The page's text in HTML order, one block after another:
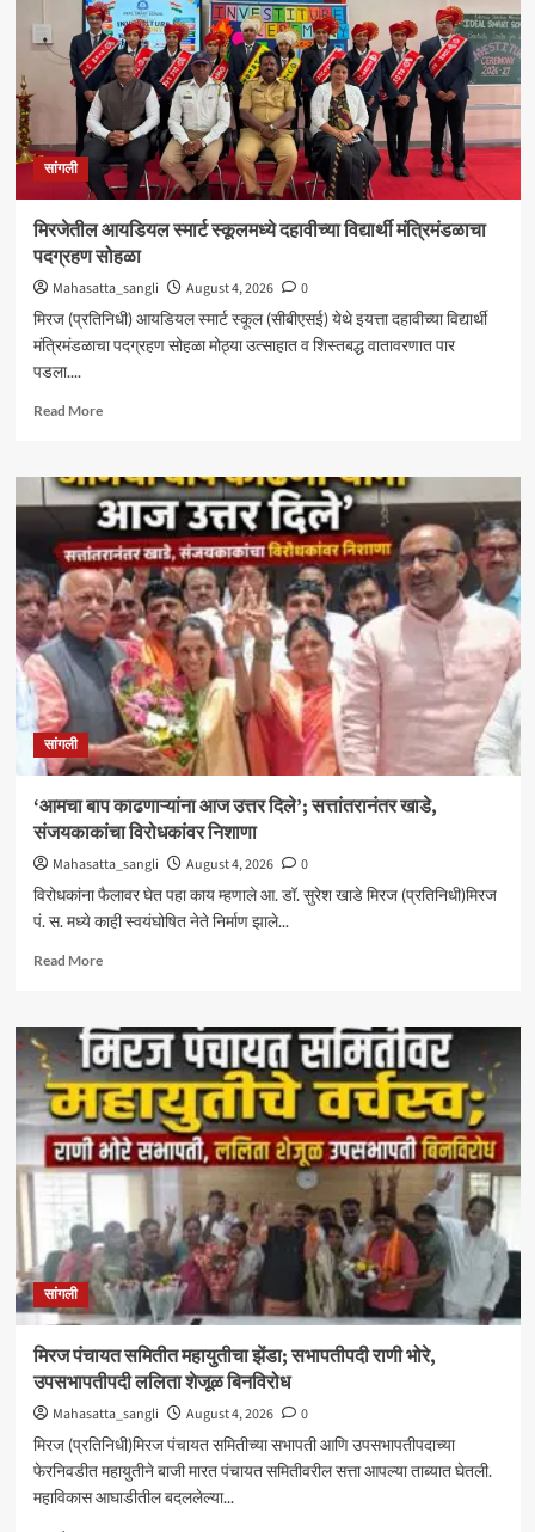
‘कलातपस्वी’
पुरस्कार
प्रदान
सांगली
मिरजेतील आयडियल स्मार्ट स्कूलमध्ये दहावीच्या विद्यार्थी मंत्रिमंडळाचा
पदग्रहण सोहळा
Mahasatta_sangli August 4, 2026
0
मिरज (प्रतिनिधी) आयडियल स्मार्ट स्कूल (सीबीएसई) येथे इयत्ता दहावीच्या विद्यार्थी
मंत्रिमंडळाचा पदग्रहण सोहळा मोठ्या उत्साहात व शिस्तबद्ध वातावरणात पार
पडला....
Read MoreRead
मिरजेतील
आयडियल
स्मार्ट
स्कूलमध्ये
दहावीच्या
विद्यार्थी
मंत्रिमंडळाचा
पदग्रहण
सोहळा
सांगली
‘आमचा बाप काढणाऱ्यांना आज उत्तर दिले’; सत्तांतरानंतर खाडे,
संजयकाकांचा विरोधकांवर निशाणा
Mahasatta_sangli August 4, 2026
0
विरोधकांना फैलावर घेत पहा काय म्हणाले आ. डॉ. सुरेश खाडे मिरज (प्रतिनिधी)मिरज
पं. स. मध्ये काही स्वयंघोषित नेते निर्माण झाले...
Read MoreRead
‘आमचा
बाप
काढणाऱ्यांना
आज
उत्तर
दिले’;
सत्तांतरानंतर
संजयकाकांचा
विरोधकांवर
निशाणा
सांगली
मिरज पंचायत समितीत महायुतीचा झेंडा; सभापतीपदी राणी भोरे,
उपसभापतीपदी ललिता शेजूळ बिनविरोध
Mahasatta_sangli August 4, 2026
0
मिरज (प्रतिनिधी)मिरज पंचायत समितीच्या सभापती आणि उपसभापतीपदाच्या
फेरनिवडीत महायुतीने बाजी मारत पंचायत समितीवरील सत्ता आपल्या ताब्यात घेतली.
महाविकास आघाडीतील बदललेल्या...